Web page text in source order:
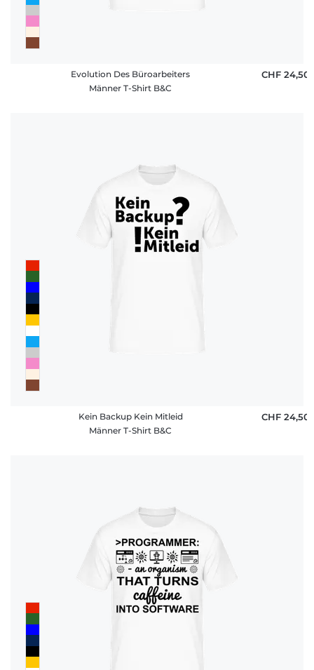
Evolution Des Büroarbeiters
Männer T-Shirt B&C
CHF 24,50
Kein Backup Kein Mitleid
Männer T-Shirt B&C
CHF 24,50